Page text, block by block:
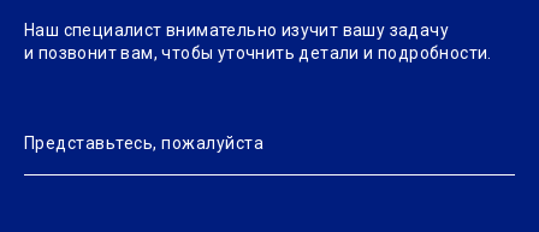
Наш специалист внимательно изучит вашу задачу
и позвонит вам, чтобы уточнить детали и подробности.